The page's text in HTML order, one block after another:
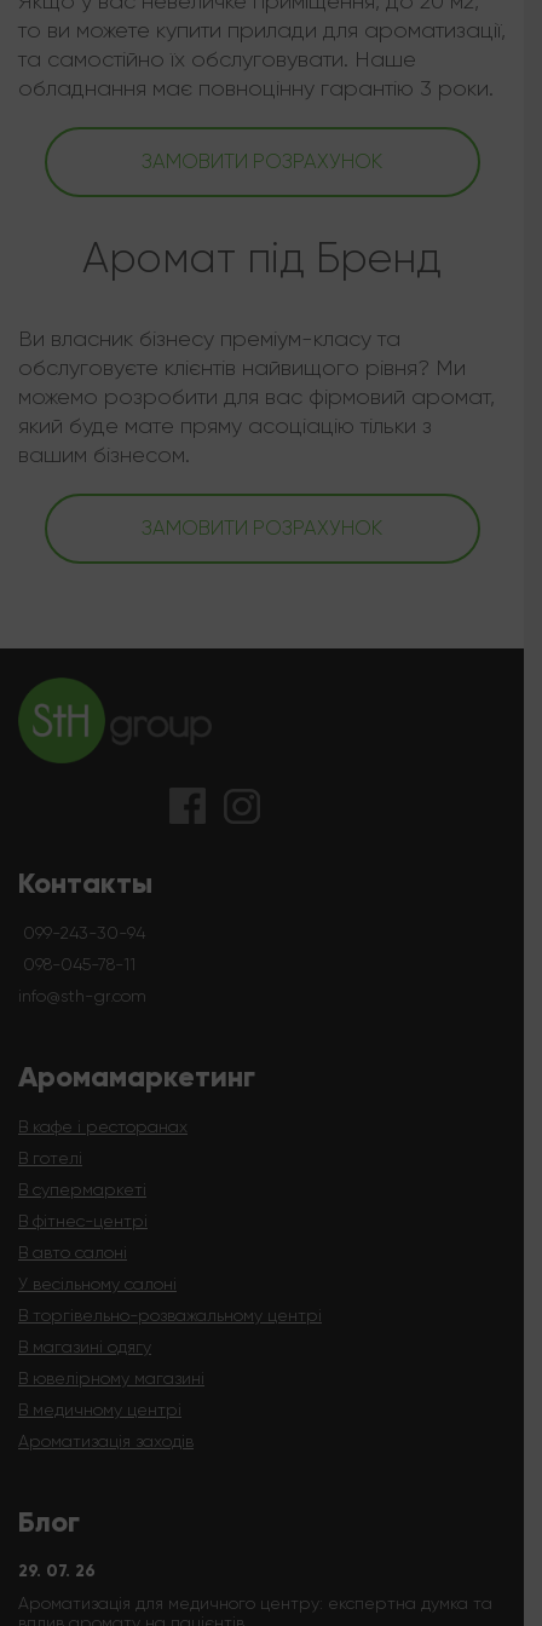
то ви можете купити прилади для ароматизації,
та самостійно їх обслуговувати. Наше
обладнання має повноцінну гарантію 3 роки.
ЗАМОВИТИ РОЗРАХУНОК
Аромат під Бренд
Ви власник бізнесу преміум-класу та
обслуговуєте клієнтів найвищого рівня? Ми
можемо розробити для вас фірмовий аромат,
який буде мате пряму асоціацію тільки з
вашим бізнесом.
ЗАМОВИТИ РОЗРАХУНОК
Контакты
099-243-30-94
098-045-78-11
info@sth-gr.com
Аромамаркетинг
В кафе і ресторанах
В готелі
В супермаркеті
В фітнес-центрі
В авто салоні
У весільному салоні
В торгівельно-розважальному центрі
В магазині одягу
В ювелірному магазині
В медичному центрі
Ароматизація заходів
Блог
29. 07. 26
Ароматизація для медичного центру: експертна думка та